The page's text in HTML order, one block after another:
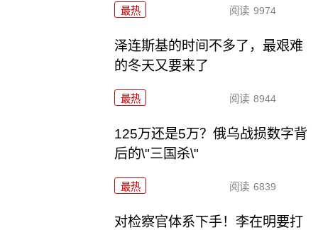
最热 阅读 9974
泽连斯基的时间不多了，最艰难
的冬天又要来了
最热 阅读 8944
125万还是5万？俄乌战损数字背
后的\"三国杀\"
最热 阅读 6839
对检察官体系下手！李在明要打